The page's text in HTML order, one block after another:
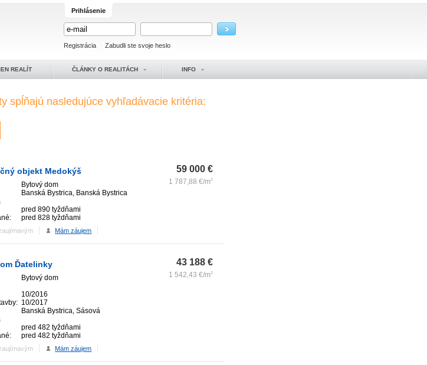
Prihlásenie
Registrácia Zabudli ste svoje heslo
REALÍT ČLÁNKY O REALITÁCH INFO
spĺňajú nasledujúce vyhľadávacie kritéria:
objekt Medokýš
Bytový dom
Banská Bystrica, Banská Bystrica
pred 890 tyždňami
pred 828 tyždňami
59 000 €
1 787,88 €/m2
Mám záujem
Ďatelinky
Bytový dom
10/2016
10/2017
Banská Bystrica, Sásová
pred 482 tyždňami
pred 482 tyždňami
43 188 €
1 542,43 €/m2
Mám záujem